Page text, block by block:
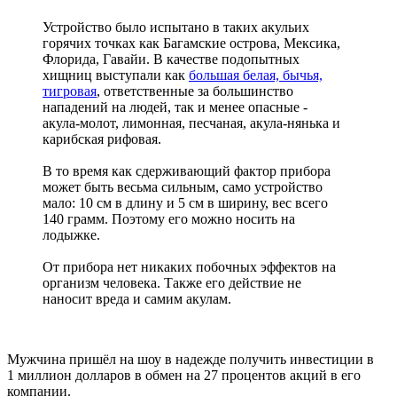
Устройство было испытано в таких акульих
горячих точках как Багамские острова, Мексика,
Флорида, Гавайи. В качестве подопытных
хищниц выступали как большая белая, бычья,
тигровая, ответственные за большинство
нападений на людей, так и менее опасные -
акула-молот, лимонная, песчаная, акула-нянька и
карибская рифовая.
В то время как сдерживающий фактор прибора
может быть весьма сильным, само устройство
мало: 10 см в длину и 5 см в ширину, вес всего
140 грамм. Поэтому его можно носить на
лодыжке.
От прибора нет никаких побочных эффектов на
организм человека. Также его действие не
наносит вреда и самим акулам.
Мужчина пришёл на шоу в надежде получить инвестиции в
1 миллион долларов в обмен на 27 процентов акций в его
компании.